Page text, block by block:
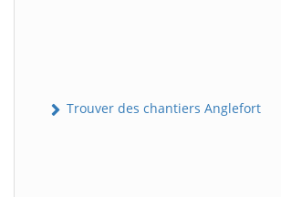
Trouver des chantiers Anglefort